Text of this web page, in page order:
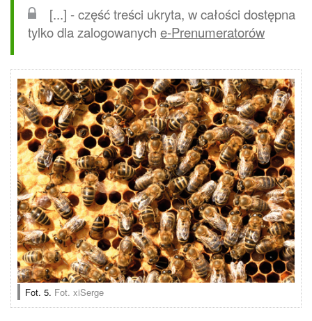
[...] - część treści ukryta, w całości dostępna
tylko dla zalogowanych e-Prenumeratorów
Fot. 5. Fot. xiSerge